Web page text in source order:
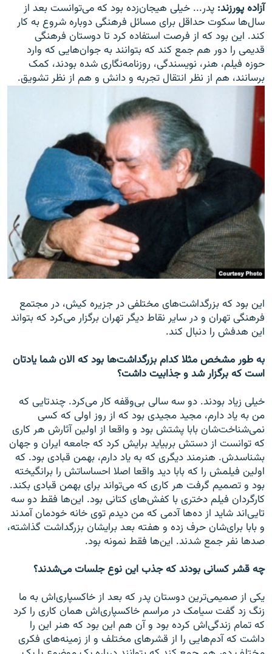
آزاده پورزند: پدر... خیلی هیجان‌زده بود که می‌توانست بعد از
سال‌ها سکوت حداقل برای مسائل فرهنگی دوباره شروع به کار
کند. این بود که از فرصت استفاده کرد تا دوستان فرهنگی
قدیمی را دور هم جمع کند که بتوانند به جوان‌هایی که وارد
حوزه فیلم، هنر، نویسندگی، روزنامه‌نگاری شده بودند، کمک
برسانند، هم از نظر انتقال تجربه و دانش و هم از نظر تشویق.
این بود که بزرگداشت‌های مختلفی در جزیره کیش، در مجتمع
فرهنگی تهران و در سایر نقاط دیگر تهران برگزار می‌کرد که بتواند
این هدفش را دنبال کند.
به طور مشخص مثلا کدام بزرگداشت‌ها بود که الان شما یادتان
است که برگزار شد و جذابیت داشت؟
خیلی زیاد بودند. دو سه سالی بی‌وقفه کار می‌کرد. چندتایی که
من به یاد دارم، مجید مجیدی بود که از روز اولی که کسی
نمی‌شناخت‌شان بابا پشتش بود و واقعا از اولین آثارش هر کاری
که توانست از دستش بربیاید برایش کرد که جامعه ایران و جهان
بشناسدش. هنرمند دیگری که به یاد دارم، بهمن قبادی بود. که
اولین فیلمش را که بابا دید واقعا اصلا احساساتش را برانگیخته
بود و تصمیم گرفت هر کاری که می‌تواند برای بهمن قبادی بکند.
کارگردان فیلم دختری با کفش‌های کتانی بود. این‌ها فقط دو سه
تایی‌اند شاید از ده‌ها آدمی که من دیدم توی خانه خودمان آمدند
و بابا برای‌شان حرف زده و هفته بعد برایشان بزرگداشت گذاشته،
صد‌ها نفر جمع شدند. این‌ها فقط نمونه بود.
چه قشر کسانی بودند که جذب این نوع جلسات می‌شدند؟
یکی از صمیمی‌ترین دوستان پدر که بعد از خاکسپاری‌اش به ما
زنگ زد گفت سیامک در مراسم خاکسپاری‌اش‌‌ همان کاری را کرد
که تمام زندگی‌اش کرده بود و آن هم این بود که هنر این را
داشت که آدم‌هایی را از قشرهای مختلف و از زمینه‌های فکری